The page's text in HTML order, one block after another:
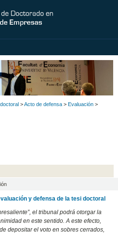
>Acto de defensa > Evaluación >
y defensa de la tesi doctoral
el tribunal podrá otorgar la
en este sentido. A este efecto,
depositar el voto en sobres cerrados,